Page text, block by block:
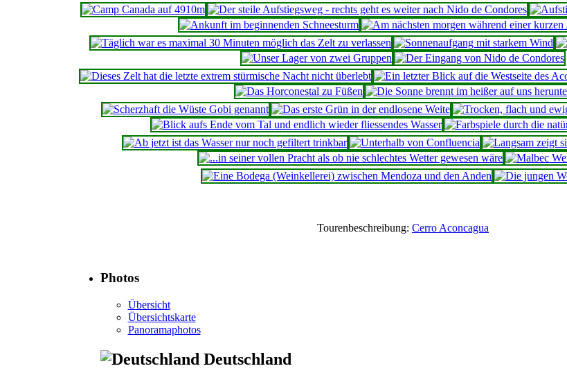
Tourenbeschreibung: Cerro Aconcagua
Photos
Übersicht
Übersichtskarte
Panoramaphotos
Deutschland